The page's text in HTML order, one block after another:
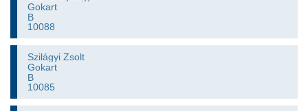
Gokart
B
10088
Szilágyi Zsolt
Gokart
B
10085